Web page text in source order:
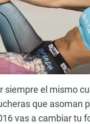
siempre el mismo
que asoman
vas a cambiar tu